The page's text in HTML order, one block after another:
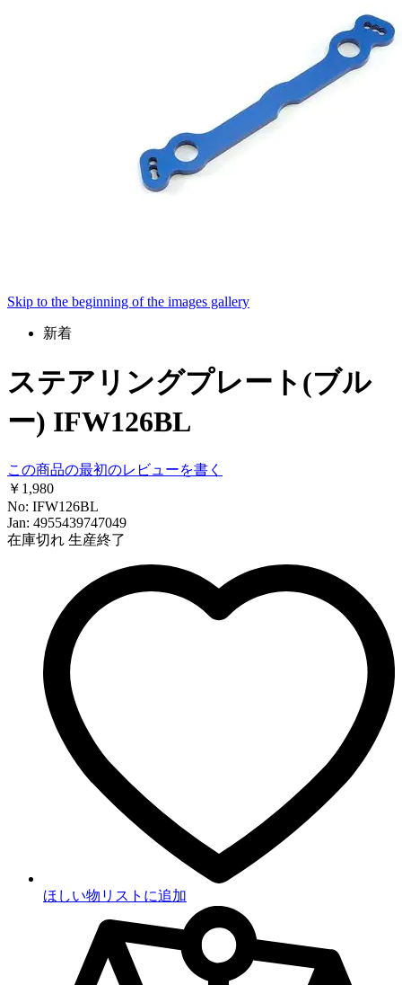
Skip to the beginning of the images gallery
新着
ステアリングプレート(ブル
ー) IFW126BL
この商品の最初のレビューを書く
￥1,980
No: IFW126BL
Jan: 4955439747049
在庫切れ 生産終了
ほしい物リストに追加